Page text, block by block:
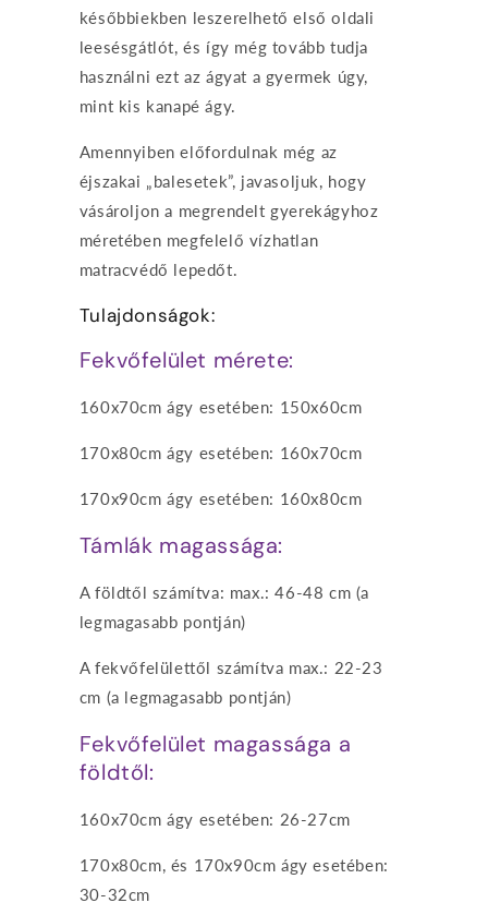
későbbiekben leszerelhető első oldali
leesésgátlót, és így még tovább tudja
használni ezt az ágyat a gyermek úgy,
mint kis kanapé ágy.
Amennyiben előfordulnak még az
éjszakai „balesetek”, javasoljuk, hogy
vásároljon a megrendelt gyerekágyhoz
méretében megfelelő vízhatlan
matracvédő lepedőt.
Tulajdonságok:
Fekvőfelület mérete:
160x70cm ágy esetében: 150x60cm
170x80cm ágy esetében: 160x70cm
170x90cm ágy esetében: 160x80cm
Támlák magassága:
A földtől számítva: max.: 46-48 cm (a
legmagasabb pontján)
A fekvőfelülettől számítva max.: 22-23
cm (a legmagasabb pontján)
Fekvőfelület magassága a
földtől:
160x70cm ágy esetében: 26-27cm
170x80cm, és 170x90cm ágy esetében:
30-32cm